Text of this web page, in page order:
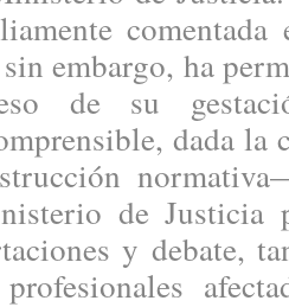
embargo, ha
de su
dada
de Justicia
y debate,